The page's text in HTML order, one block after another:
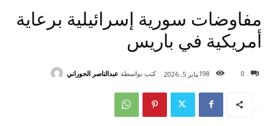
مفاوضات سورية إسرائيلية برعاية
أمريكية في باريس
0
198يناير 5, 2026 كتب بواسطة عبدالناصر الحوراني